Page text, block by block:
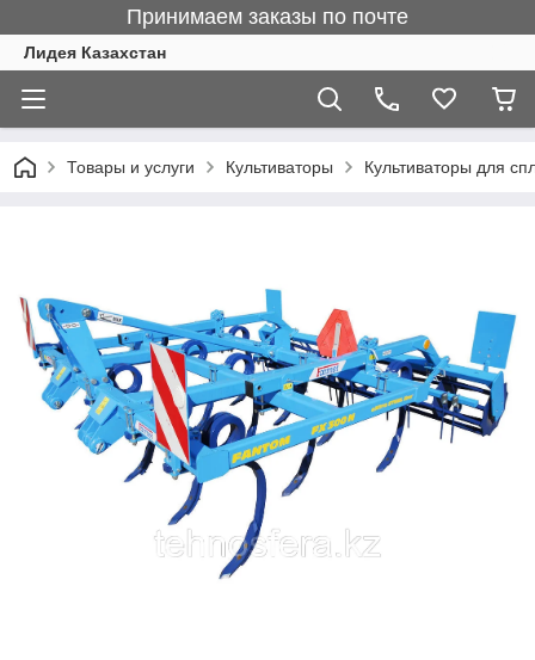
Принимаем заказы по почте
Лидея Казахстан
Товары и услуги Культиваторы Культиваторы для